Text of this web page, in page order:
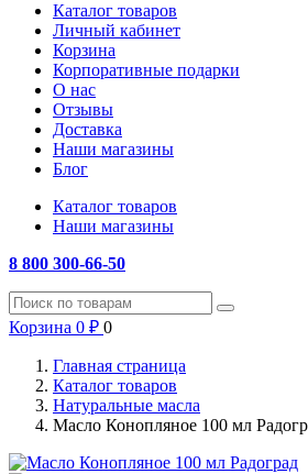
Каталог товаров
Личный кабинет
Корзина
Корпоративные подарки
О нас
Отзывы
Доставка
Наши магазины
Блог
Каталог товаров
Наши магазины
8 800 300-66-50
Корзина 0 ₽ 0
Главная страница
Каталог товаров
Натуральные масла
Масло Конопляное 100 мл